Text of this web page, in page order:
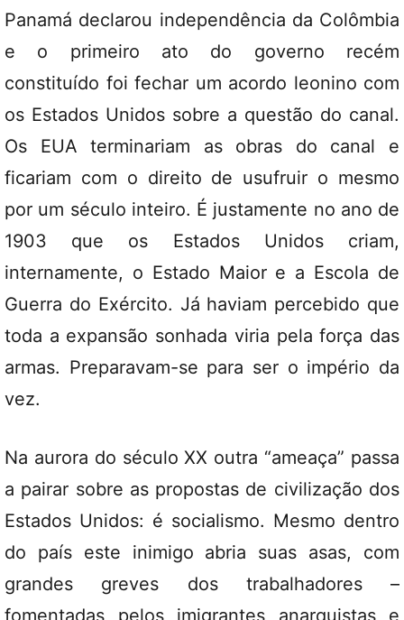
Panamá declarou independência da Colômbia
e o primeiro ato do governo recém
constituído foi fechar um acordo leonino com
os Estados Unidos sobre a questão do canal.
Os EUA terminariam as obras do canal e
ficariam com o direito de usufruir o mesmo
por um século inteiro. É justamente no ano de
1903 que os Estados Unidos criam,
internamente, o Estado Maior e a Escola de
Guerra do Exército. Já haviam percebido que
toda a expansão sonhada viria pela força das
armas. Preparavam-se para ser o império da
vez.
Na aurora do século XX outra “ameaça” passa
a pairar sobre as propostas de civilização dos
Estados Unidos: é socialismo. Mesmo dentro
do país este inimigo abria suas asas, com
grandes greves dos trabalhadores –
fomentadas pelos imigrantes anarquistas e